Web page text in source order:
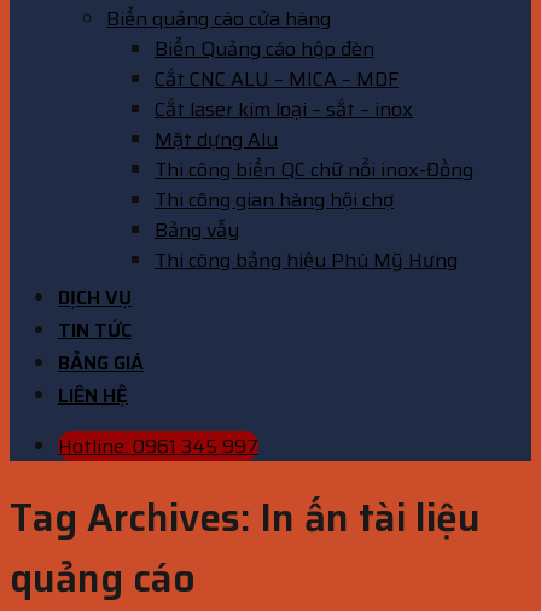
Biển quảng cáo cửa hàng
Biển Quảng cáo hộp đèn
Cắt CNC ALU – MICA – MDF
Cắt laser kim loại – sắt – inox
Mặt dựng Alu
Thi công biển QC chữ nổi inox-Đồng
Thi công gian hàng hội chợ
Bảng vẫy
Thi công bảng hiệu Phú Mỹ Hưng
DỊCH VỤ
TIN TỨC
BẢNG GIÁ
LIÊN HỆ
Hotline: 0961 345 997
Tag Archives: In ấn tài liệu
quảng cáo